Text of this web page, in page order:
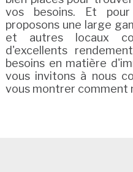
vos besoins. Et
proposons une large
et autres locaux
d'excellents
besoins en matière
vous invitons à nous
vous montrer comment